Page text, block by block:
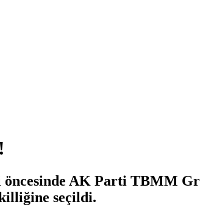
öncesinde AK Parti TBMM
seçildi.